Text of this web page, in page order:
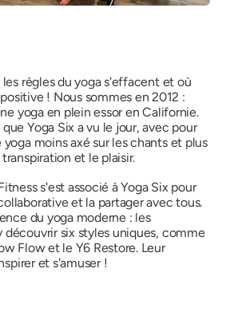
les règles du yoga s'effacent et où
! Nous sommes en 2012 :
yoga en plein essor en Californie.
Yoga Six a vu le jour, avec pour
moins axé sur les chants et plus
et le plaisir.
s'est associé à Yoga Six pour
et la partager avec tous.
du yoga moderne : les
découvrir six styles uniques, comme
Flow et le Y6 Restore. Leur
et s'amuser !